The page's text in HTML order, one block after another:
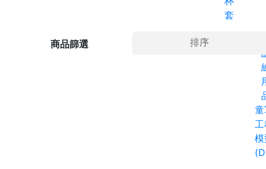
套
商品篩選 排序